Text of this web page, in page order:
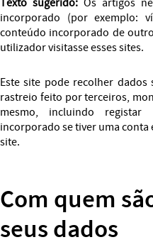
Texto sugerido: Os artigos
incorporado (por exemplo:
conteúdo incorporado de
utilizador visitasse esses sites.
Este site pode recolher
rastreio feito por terceiros,
mesmo, incluindo registar
incorporado se tiver uma conta
site.
Com quem
seus dados